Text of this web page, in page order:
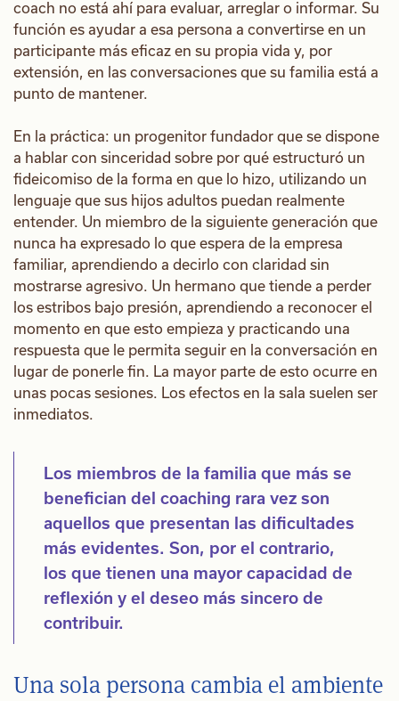
coach no está ahí para evaluar, arreglar o informar. Su
función es ayudar a esa persona a convertirse en un
participante más eficaz en su propia vida y, por
extensión, en las conversaciones que su familia está a
punto de mantener.
En la práctica: un progenitor fundador que se dispone
a hablar con sinceridad sobre por qué estructuró un
fideicomiso de la forma en que lo hizo, utilizando un
lenguaje que sus hijos adultos puedan realmente
entender. Un miembro de la siguiente generación que
nunca ha expresado lo que espera de la empresa
familiar, aprendiendo a decirlo con claridad sin
mostrarse agresivo. Un hermano que tiende a perder
los estribos bajo presión, aprendiendo a reconocer el
momento en que esto empieza y practicando una
respuesta que le permita seguir en la conversación en
lugar de ponerle fin. La mayor parte de esto ocurre en
unas pocas sesiones. Los efectos en la sala suelen ser
inmediatos.
Los miembros de la familia que más se
benefician del coaching rara vez son
aquellos que presentan las dificultades
más evidentes. Son, por el contrario,
los que tienen una mayor capacidad de
reflexión y el deseo más sincero de
contribuir.
Una sola persona cambia el ambiente